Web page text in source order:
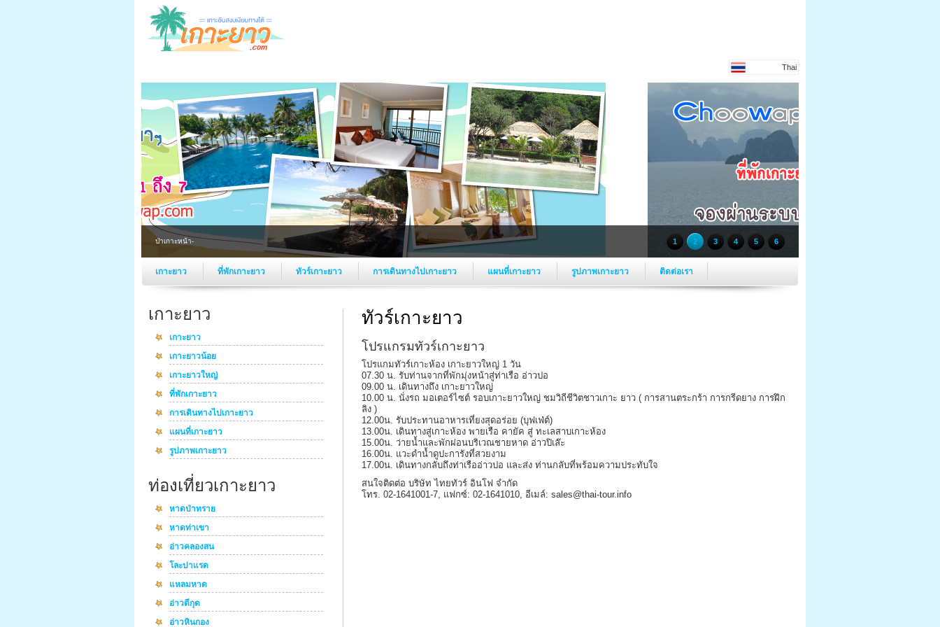
Thai
ป่าเกาะหน้า เกาะยาวไอ- 1 2 3 4 5 6
เกาะยาว ที่พักเกาะยาว ทัวร์เกาะยาว การเดินทางไปเกาะยาว แผนที่เกาะยาว รูปภาพเกาะยาว ติดต่อเรา
เกาะยาว
เกาะยาว
เกาะยาวน้อย
เกาะยาวใหญ่
ที่พักเกาะยาว
การเดินทางไปเกาะยาว
แผนที่เกาะยาว
รูปภาพเกาะยาว
ท่องเที่ยวเกาะยาว
หาดป่าทราย
หาดท่าเขา
อ่าวคลองสน
โละปาแรด
แหลมหาด
อ่าวตีกุด
อ่าวหินกอง
ทัวร์เกาะยาว
โปรแกรมทัวร์เกาะยาว
โปรแกมทัวร์เกาะห้อง เกาะยาวใหญ่ 1 วัน
07.30 น. รับท่านจากที่พักมุ่งหน้าสู่ท่าเรือ อ่าวปอ
09.00 น. เดินทางถึง เกาะยาวใหญ่
10.00 น. นั่งรถ มอเตอร์ไซต์ รอบเกาะยาวใหญ่ ชมวิถีชีวิตชาวเกาะ ยาว ( การสานตระกร้า การกรีดยาง การฝึก
ลิง )
12.00น. รับประทานอาหารเที่ยงสุดอร่อย (บุฟเฟ่ต์)
13.00น. เดินทางสู่เกาะห้อง พายเรือ คายัค สู่ ทะเลสาบเกาะห้อง
15.00น. ว่ายน้ำและพักผ่อนบริเวณชายหาด อ่าวปิเล๊ะ
16.00น. แวะดำน้ำดูปะการังที่สวยงาม
17.00น. เดินทางกลับถึงท่าเรืออ่าวปอ และส่ง ท่านกลับที่พร้อมความประทับใจ
สนใจติดต่อ บริษัท ไทยทัวร์ อินโฟ จำกัด
โทร. 02-1641001-7, แฟกซ์: 02-1641010, อีเมล์: sales@thai-tour.info